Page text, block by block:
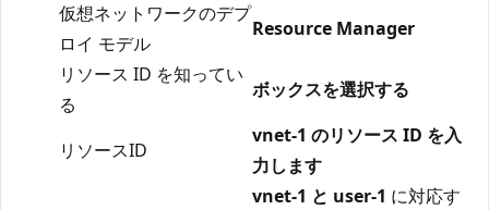
仮想ネットワークのデプ
ロイ モデル
Resource Manager
リソース ID を知ってい
る
ボックスを選択する
リソースID
vnet-1 のリソース ID を入
力します
vnet-1 と user-1 に対応す